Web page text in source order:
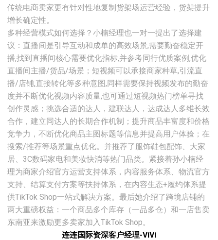
传统电商卖家更有针对性地复制货架场运营经验，货架提升
增长确定性。
多种经营模式如何选择？小楠经理也一对一提出了选择建
议：直播间是引导互动和成单的高效场景,需要勤奋稳定开
播,找到直播间核心需要优化指标,并参考同行优质案例,优化
直播间主播/货品/场景；短视频可以承接商家种草,引流直
播/店铺,直接转化等多种意图,同样需要保持视频发布的勤奋
度并不断优化视频内容质量,也可通过短视频热门榜单寻找
创作灵感；挑选合适的达人，建联达人，达成达人多维长效
合作，建立同达人的长期合作机制；提升商品丰富度和价格
竞争力，不断优化商品主图标题等信息并提高用户体验；在
搜索/推荐等场景重点优化。并推荐了服饰鞋包配饰、大家
居、3C数码家电和美妆快消等热门品类。紧接着孙小楠经
理为商家介绍官方运营支持体系，内容服务体系、物流官方
支持、结算支付方案等扶持体系，在内容生态+履约体系提
供TikTok Shop一站式解决方案。最后她介绍了跨境店铺的
两大重磅权益：一个商品多个库存（一品多仓）和一店售卖
东南亚来激励更多卖家加入TikTok Shop。
连连国际资深客户经理-ViVi